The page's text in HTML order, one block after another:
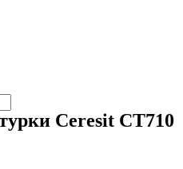
Ceresit CT710